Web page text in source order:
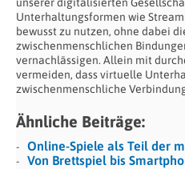
Unterhaltungsformen wie
bewusst zu nutzen, ohne dabei
zwischenmenschlichen
vernachlässigen. Allein mit
vermeiden, dass virtuelle
zwischenmenschliche
Ähnliche Beiträge:
Online-Spiele als Teil der
Von Brettspiel bis